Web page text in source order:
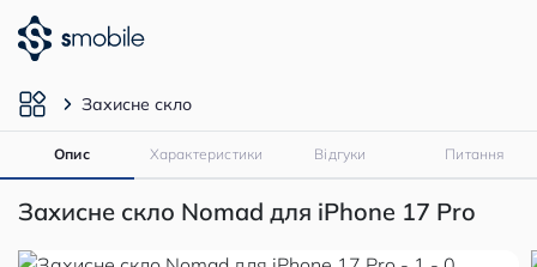
Захисне скло
Опис Характеристики Відгуки Питання
Захисне скло Nomad для iPhone 17 Pro